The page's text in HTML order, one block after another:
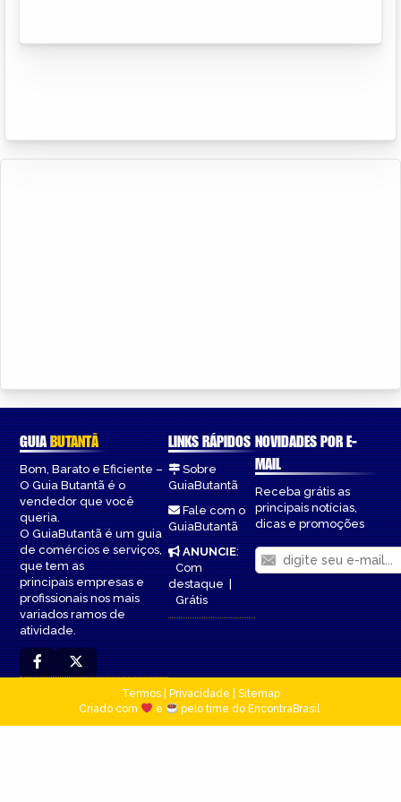
GUIABUTANTÃ
Bom, Barato e Eficiente –
O Guia Butantã é o
vendedor que você
queria.
O GuiaButantã é um guia
de comércios e serviços,
que tem as
principais empresas e
profissionais nos mais
variados ramos de
atividade.
LINKS RÁPIDOS
Sobre
GuiaButantã
Fale com o
GuiaButantã
ANUNCIE:
Com
destaque|
Grátis
NOVIDADES POR E-
MAIL
Receba grátis as
principais notícias,
dicas e promoções
Termos| Privacidade
Sitemap
Criado com
e pelo time do EncontraBrasil